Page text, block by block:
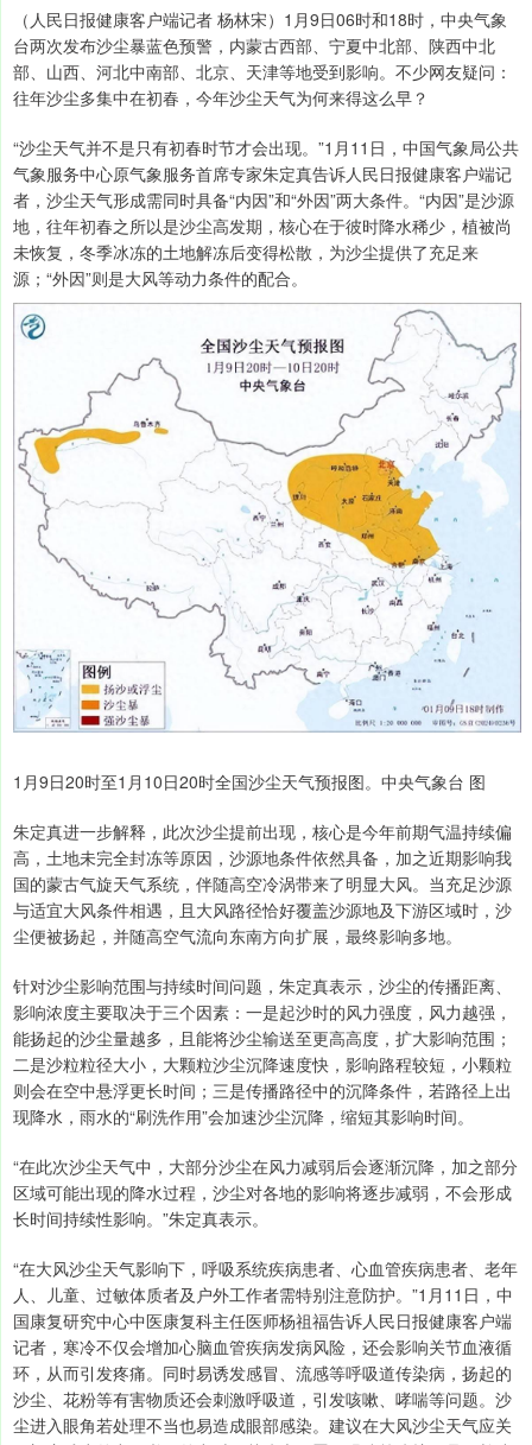
（人民日报健康客户端记者 杨林宋）1月9日06时和18时，中央气象
台两次发布沙尘暴蓝色预警，内蒙古西部、宁夏中北部、陕西中北
部、山西、河北中南部、北京、天津等地受到影响。不少网友疑问：
往年沙尘多集中在初春，今年沙尘天气为何来得这么早？
“沙尘天气并不是只有初春时节才会出现。”1月11日，中国气象局公共
气象服务中心原气象服务首席专家朱定真告诉人民日报健康客户端记
者，沙尘天气形成需同时具备“内因”和“外因”两大条件。“内因”是沙源
地，往年初春之所以是沙尘高发期，核心在于彼时降水稀少，植被尚
未恢复，冬季冰冻的土地解冻后变得松散，为沙尘提供了充足来
源；“外因”则是大风等动力条件的配合。
1月9日20时至1月10日20时全国沙尘天气预报图。中央气象台 图
朱定真进一步解释，此次沙尘提前出现，核心是今年前期气温持续偏
高，土地未完全封冻等原因，沙源地条件依然具备，加之近期影响我
国的蒙古气旋天气系统，伴随高空冷涡带来了明显大风。当充足沙源
与适宜大风条件相遇，且大风路径恰好覆盖沙源地及下游区域时，沙
尘便被扬起，并随高空气流向东南方向扩展，最终影响多地。
针对沙尘影响范围与持续时间问题，朱定真表示，沙尘的传播距离、
影响浓度主要取决于三个因素：一是起沙时的风力强度，风力越强，
能扬起的沙尘量越多，且能将沙尘输送至更高高度，扩大影响范围；
二是沙粒粒径大小，大颗粒沙尘沉降速度快，影响路程较短，小颗粒
则会在空中悬浮更长时间；三是传播路径中的沉降条件，若路径上出
现降水，雨水的“刷洗作用”会加速沙尘沉降，缩短其影响时间。
“在此次沙尘天气中，大部分沙尘在风力减弱后会逐渐沉降，加之部分
区域可能出现的降水过程，沙尘对各地的影响将逐步减弱，不会形成
长时间持续性影响。”朱定真表示。
“在大风沙尘天气影响下，呼吸系统疾病患者、心血管疾病患者、老年
人、儿童、过敏体质者及户外工作者需特别注意防护。”1月11日，中
国康复研究中心中医康复科主任医师杨祖福告诉人民日报健康客户端
记者，寒冷不仅会增加心脑血管疾病发病风险，还会影响关节血液循
环，从而引发疼痛。同时易诱发感冒、流感等呼吸道传染病，扬起的
沙尘、花粉等有害物质还会刺激呼吸道，引发咳嗽、哮喘等问题。沙
尘进入眼角若处理不当也易造成眼部感染。建议在大风沙尘天气应关